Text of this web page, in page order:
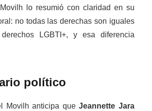
lo resumió con claridad en su
no todas las derechas son iguales
LGBTI+, y esa diferencia
político
Movilh anticipa queJeannette Jara